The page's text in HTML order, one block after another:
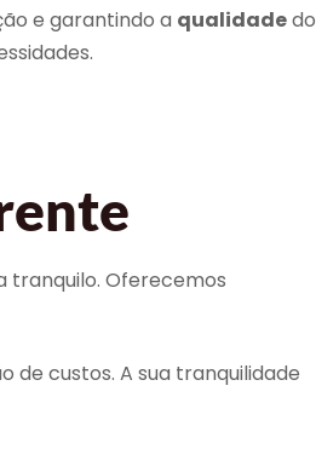
e garantindo a qualidadedo
tranquilo. Oferecemos
de custos. A sua tranquilidade